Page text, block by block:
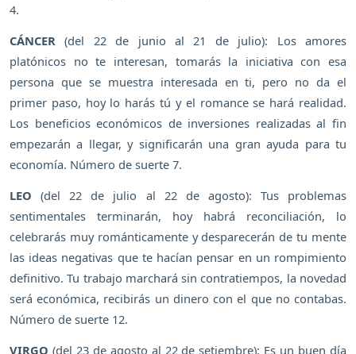
4.
CÁNCER (del 22 de junio al 21 de julio): Los amores
platónicos no te interesan, tomarás la iniciativa con esa
persona que se muestra interesada en ti, pero no da el
primer paso, hoy lo harás tú y el romance se hará realidad.
Los beneficios económicos de inversiones realizadas al fin
empezarán a llegar, y significarán una gran ayuda para tu
economía. Número de suerte 7.
LEO (del 22 de julio al 22 de agosto): Tus problemas
sentimentales terminarán, hoy habrá reconciliación, lo
celebrarás muy románticamente y desparecerán de tu mente
las ideas negativas que te hacían pensar en un rompimiento
definitivo. Tu trabajo marchará sin contratiempos, la novedad
será económica, recibirás un dinero con el que no contabas.
Número de suerte 12.
VIRGO (del 23 de agosto al 22 de setiembre): Es un buen día